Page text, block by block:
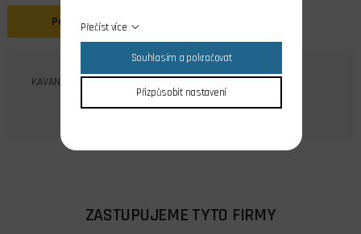
Popis
KAVAN žhavící svíčka Q-9 pro 4T motory
ZASTUPUJEME TYTO FIRMY
Přečíst více
Souhlasím a pokračovat
Přizpůsobit nastavení